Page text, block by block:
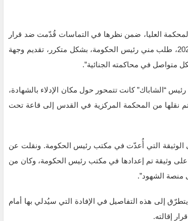
العليا، ضمن نظرها في التماسات قُدّمت ضد قرار
الحكومة بإقالته. وكتب بار: “خلال شهر تشرين الثاني/نوفمبر 2024، طلب مني رئيس الحكومة، بشكل متكرر، تقديم وجهة
متواصل في محاكمته الجنائية”.
“الشاباك” كانت تتمحور حول مكان الإدلاء بالشهادة،
نقلها من المحكمة المركزية في القدس إلى قاعة تحت
الوثيقة التي أُعدّت في مكتب رئيس الحكومة. ونقلت عن
وثيقة تم إعدادها في مكتب رئيس الحكومة، وكان من
منصة الشهود”.
إلى هذه التفاصيل في الإفادة التي سيُدلي بها أمام
إقالته.